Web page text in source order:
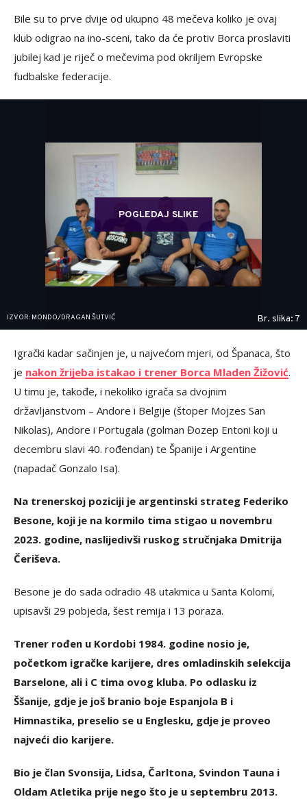
Bile su to prve dvije od ukupno 48 mečeva koliko je ovaj
klub odigrao na ino-sceni, tako da će protiv Borca proslaviti
jubilej kad je riječ o mečevima pod okriljem Evropske
fudbalske federacije.
POGLEDAJ SLIKE
IZVOR: MONDO/DRAGAN ŠUTVIĆ Br. slika: 7
Igrački kadar sačinjen je, u najvećom mjeri, od Španaca, što
je nakon žrijeba istakao i trener Borca Mladen Žižović.
U timu je, takođe, i nekoliko igrača sa dvojnim
državljanstvom – Andore i Belgije (štoper Mojzes San
Nikolas), Andore i Portugala (golman Đozep Entoni koji u
decembru slavi 40. rođendan) te Španije i Argentine
(napadač Gonzalo Isa).
Na trenerskoj poziciji je argentinski strateg Federiko
Besone, koji je na kormilo tima stigao u novembru
2023. godine, naslijedivši ruskog stručnjaka Dmitrija
Čeriševa.
Besone je do sada odradio 48 utakmica u Santa Kolomi,
upisavši 29 pobjeda, šest remija i 13 poraza.
Trener rođen u Kordobi 1984. godine nosio je,
početkom igračke karijere, dres omladinskih selekcija
Barselone, ali i C tima ovog kluba. Po odlasku iz
Ššanije, gdje je još branio boje Espanjola B i
Himnastika, preselio se u Englesku, gdje je proveo
najveći dio karijere.
Bio je član Svonsija, Lidsa, Čarltona, Svindon Tauna i
Oldam Atletika prije nego što je u septembru 2013.